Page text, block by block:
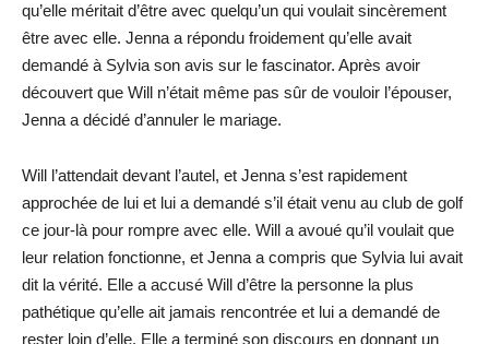
qu’elle méritait d’être avec quelqu’un qui voulait sincèrement
être avec elle. Jenna a répondu froidement qu’elle avait
demandé à Sylvia son avis sur le fascinator. Après avoir
découvert que Will n’était même pas sûr de vouloir l’épouser,
Jenna a décidé d’annuler le mariage.
Will l’attendait devant l’autel, et Jenna s’est rapidement
approchée de lui et lui a demandé s’il était venu au club de golf
ce jour-là pour rompre avec elle. Will a avoué qu’il voulait que
leur relation fonctionne, et Jenna a compris que Sylvia lui avait
dit la vérité. Elle a accusé Will d’être la personne la plus
pathétique qu’elle ait jamais rencontrée et lui a demandé de
rester loin d’elle. Elle a terminé son discours en donnant un